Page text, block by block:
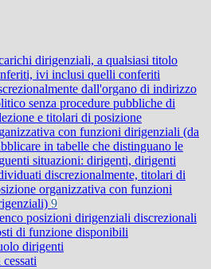
dirigenziali, a qualsiasi titolo
ivi inclusi quelli conferiti
dall'organo di indirizzo
senza procedure pubbliche di
e titolari di posizione
con funzioni dirigenziali (da
in tabelle che distinguano le
situazioni: dirigenti, dirigenti
discrezionalmente, titolari di
organizzativa con funzioni
9
posizioni dirigenziali discrezionali
di funzione disponibili
dirigenti